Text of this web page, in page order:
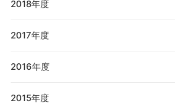
2018年度
2017年度
2016年度
2015年度